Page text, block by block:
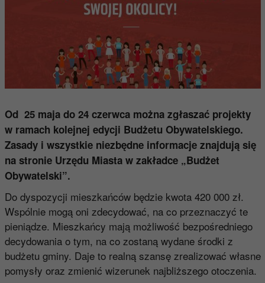
Od 25 maja do 24 czerwca można zgłaszać projekty
w ramach kolejnej edycji Budżetu Obywatelskiego.
Zasady i wszystkie niezbędne informacje znajdują się
na stronie Urzędu Miasta w zakładce „Budżet
Obywatelski”.
Do dyspozycji mieszkańców będzie kwota 420 000 zł.
Wspólnie mogą oni zdecydować, na co przeznaczyć te
pieniądze. Mieszkańcy mają możliwość bezpośredniego
decydowania o tym, na co zostaną wydane środki z
budżetu gminy. Daje to realną szansę zrealizować własne
pomysły oraz zmienić wizerunek najbliższego otoczenia.